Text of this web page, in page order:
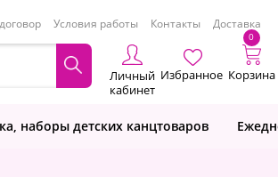
Условия работы Контакты Доставка
Личный
кабинет
Избранное
0
Корзина
наборы детских канцтоваров